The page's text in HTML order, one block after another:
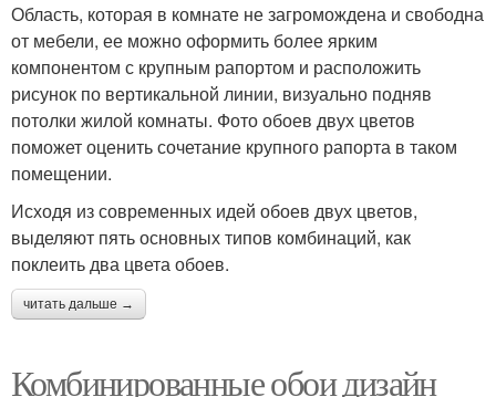
Область, которая в комнате не загромождена и свободна
от мебели, ее можно оформить более ярким
компонентом с крупным рапортом и расположить
рисунок по вертикальной линии, визуально подняв
потолки жилой комнаты. Фото обоев двух цветов
поможет оценить сочетание крупного рапорта в таком
помещении.
Исходя из современных идей обоев двух цветов,
выделяют пять основных типов комбинаций, как
поклеить два цвета обоев.
читать дальше →
Комбинированные обои дизайн